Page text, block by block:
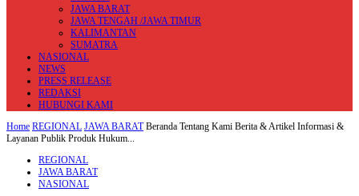
JAWA BARAT
JAWA TENGAH /JAWA TIMUR
KALIMANTAN
SUMATRA
NASIONAL
NEWS
PRESS RELEASE
REDAKSI
HUBUNGI KAMI
Home REGIONAL JAWA BARAT Beranda Tentang Kami Berita & Artikel Informasi &
Layanan Publik Produk Hukum...
REGIONAL
JAWA BARAT
NASIONAL